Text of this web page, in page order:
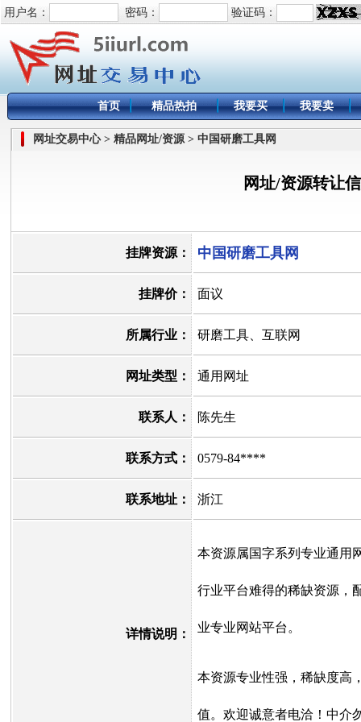
用户名： 密码： 验证码：
首页 精品热拍 我要买 我要卖
网址交易中心 > 精品网址/资源 > 中国研磨工具网
网址/资源转让
挂牌资源： 中国研磨工具网
挂牌价： 面议
所属行业： 研磨工具、互联网
网址类型： 通用网址
联系人： 陈先生
联系方式： 0579-84****
联系地址： 浙江
详情说明：
本资源属国字系列专业通用
行业平台难得的稀缺资源，
业专业网站平台。
本资源专业性强，稀缺度高
值。欢迎诚意者电洽！中介